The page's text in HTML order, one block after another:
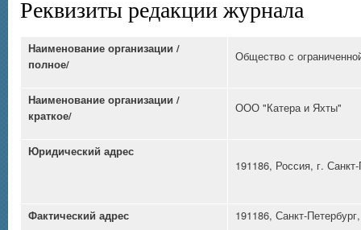
Реквизиты редакции журнала
Наименование организации /
полное/
Общество с
Наименование организации /
краткое/
ООО "Катера и Яхты"
Юридический адрес
191186, Россия, г.
Фактический адрес 191186, Санкт-